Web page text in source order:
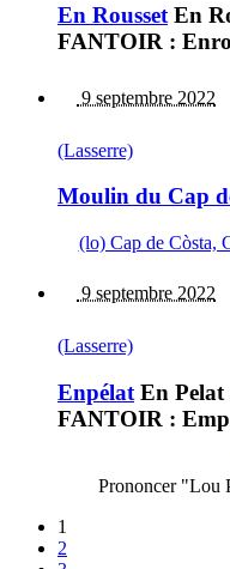
En Rousset En
FANTOIR :
9 septembre 2022
(Lasserre)
Moulin du Cap
(lo) Cap de Còsta,
9 septembre 2022
(Lasserre)
Enpélat En Pelat
FANTOIR :
Prononcer "Lou
1
2